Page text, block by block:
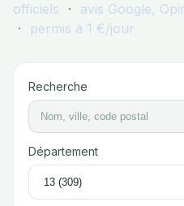
officiels
·
avis Google,
·
permis à 1 €/jour
Recherche
Département